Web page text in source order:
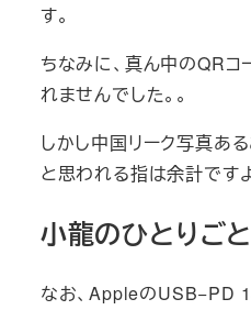
す。
ちなみに、真ん中のQRコ
れませんでした。。
しかし中国リーク写真あ
と思われる指は余計です
小龍のひとりごと
なお、AppleのUSB−PD